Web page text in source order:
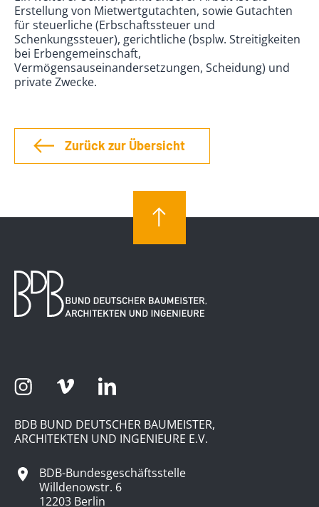
Erstellung von Mietwertgutachten, sowie Gutachten
für steuerliche (Erbschaftssteuer und
Schenkungssteuer), gerichtliche (bsplw. Streitigkeiten
bei Erbengemeinschaft,
Vermögensauseinandersetzungen, Scheidung) und
private Zwecke.
Zurück zur Übersicht
BDB BUND DEUTSCHER BAUMEISTER,
ARCHITEKTEN UND INGENIEURE E.V.
BDB-Bundesgeschäftsstelle
Willdenowstr. 6
12203 Berlin